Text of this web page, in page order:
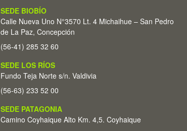
SEDE BIOBÍO
Calle Nueva Uno N°3570 Lt. 4 Michaihue – San Pedro
de La Paz, Concepción
(56-41) 285 32 60
SEDE LOS RÍOS
Fundo Teja Norte s/n. Valdivia
(56-63) 233 52 00
SEDE PATAGONIA
Camino Coyhaique Alto Km. 4,5. Coyhaique